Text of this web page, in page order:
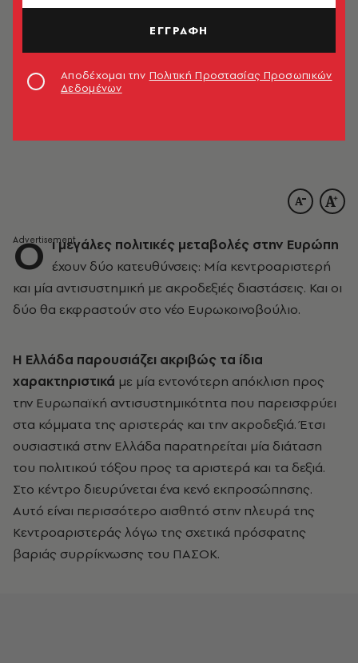
Ο ι μεγάλες πολιτικές μεταβολές στην Ευρώπη
έχουν δύο κατευθύνσεις: Μία κεντροαριστερή
και μία αντισυστημική με ακροδεξιές διαστάσεις. Και οι
δύο θα εκφραστούν στο νέο Ευρωκοινοβούλιο.
Η Ελλάδα παρουσιάζει ακριβώς τα ίδια
χαρακτηριστικά με μία εντονότερη απόκλιση προς
την Ευρωπαϊκή αντισυστημικότητα που παρεισφρύει
στα κόμματα της αριστεράς και την ακροδεξιά. Έτσι
ουσιαστικά στην Ελλάδα παρατηρείται μία διάταση
του πολιτικού τόξου προς τα αριστερά και τα δεξιά.
Στο κέντρο διευρύνεται ένα κενό εκπροσώπησης.
Αυτό είναι περισσότερο αισθητό στην πλευρά της
Κεντροαριστεράς λόγω της σχετικά πρόσφατης
βαριάς συρρίκνωσης του ΠΑΣΟΚ.
ΕΓΓΡΑΦΗ
Αποδέχομαι την Πολιτική Προστασίας Προσωπικών
Δεδομένων